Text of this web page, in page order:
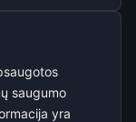
saugumo
yra